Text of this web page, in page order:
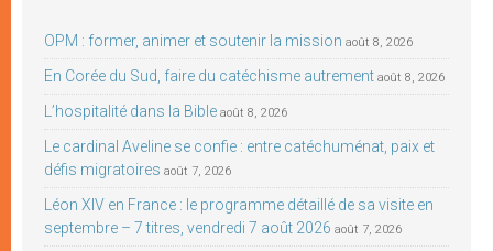
OPM : former, animer et soutenir la mission août 8, 2026
En Corée du Sud, faire du catéchisme autrement août 8, 2026
L’hospitalité dans la Bible août 8, 2026
Le cardinal Aveline se confie : entre catéchuménat, paix et
défis migratoires août 7, 2026
Léon XIV en France : le programme détaillé de sa visite en
septembre – 7 titres, vendredi 7 août 2026 août 7, 2026